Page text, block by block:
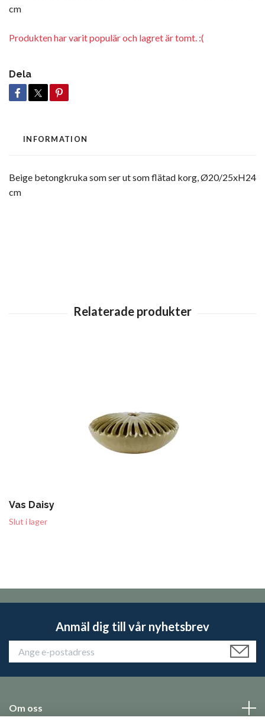
cm
Produkten har varit populär och lagret är tomt. :(
Dela
INFORMATION
Beige betongkruka som ser ut som flätad korg, Ø20/25xH24
cm
Vas Daisy
Slut i lager
Anmäl dig till vår nyhetsbrev
Om oss